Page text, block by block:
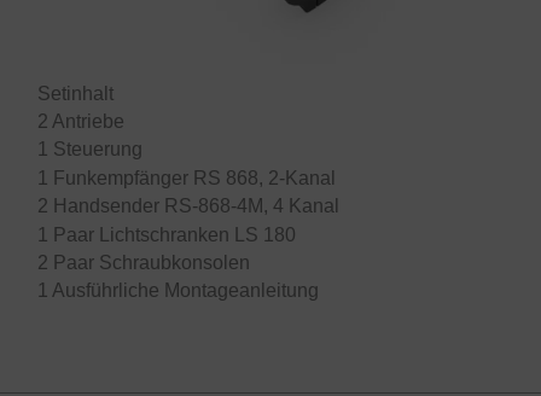
Setinhalt
2 Antriebe
1 Steuerung
1 Funkempfänger RS 868, 2-Kanal
2 Handsender RS-868-4M, 4 Kanal
1 Paar Lichtschranken LS 180
2 Paar Schraubkonsolen
1 Ausführliche Montageanleitung